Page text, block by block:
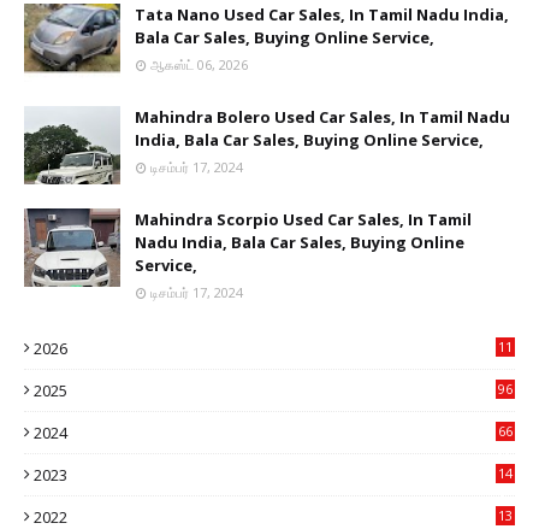
Tata Nano Used Car Sales, In Tamil Nadu India,
Bala Car Sales, Buying Online Service,
ஆகஸ்ட் 06, 2026
Mahindra Bolero Used Car Sales, In Tamil Nadu
India, Bala Car Sales, Buying Online Service,
டிசம்பர் 17, 2024
Mahindra Scorpio Used Car Sales, In Tamil
Nadu India, Bala Car Sales, Buying Online
Service,
டிசம்பர் 17, 2024
2026
11
2025
96
2024
66
2023
14
2022
13